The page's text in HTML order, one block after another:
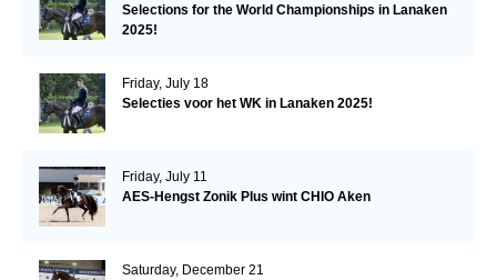
Selections for the World Championships in Lanaken
2025!
Friday, July 18
Selecties voor het WK in Lanaken 2025!
Friday, July 11
AES-Hengst Zonik Plus wint CHIO Aken
Saturday, December 21